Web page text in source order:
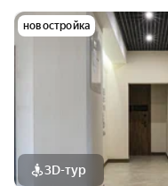
новостройка
3D-тур